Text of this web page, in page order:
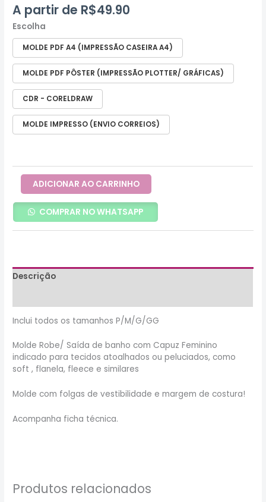
A partir de R$49.90
Escolha
MOLDE PDF A4 (IMPRESSÃO CASEIRA A4)
MOLDE PDF PÔSTER (IMPRESSÃO PLOTTER/ GRÁFICAS)
CDR - CORELDRAW
MOLDE IMPRESSO (ENVIO CORREIOS)
ADICIONAR AO CARRINHO
COMPRAR NO WHATSAPP
Descrição
Inclui todos os tamanhos P/M/G/GG
Molde Robe/ Saída de banho com Capuz Feminino
indicado para tecidos atoalhados ou peluciados, como
soft , flanela, fleece e similares
Molde com folgas de vestibilidade e margem de costura!
Acompanha ficha técnica.
Produtos relacionados